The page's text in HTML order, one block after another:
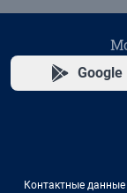
Google
Контактные